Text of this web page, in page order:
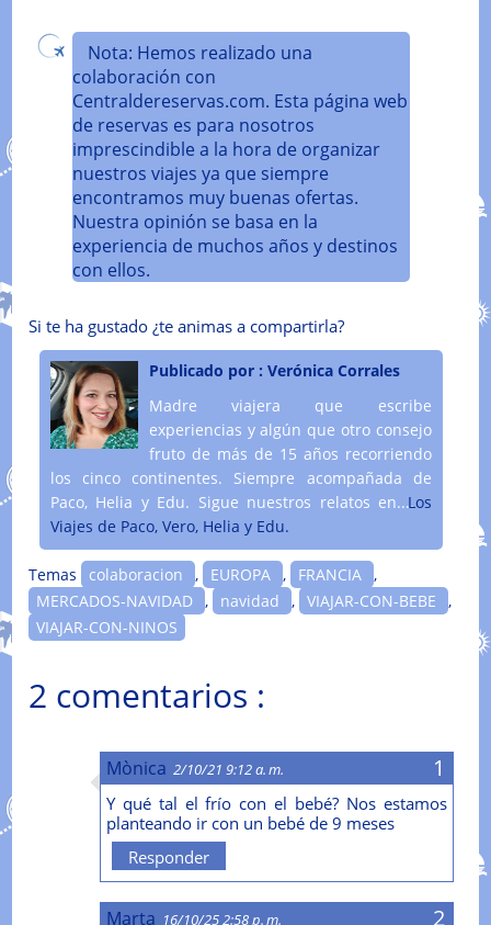
Nota: Hemos realizado una
colaboración con
Centraldereservas.com. Esta página web
de reservas es para nosotros
imprescindible a la hora de organizar
nuestros viajes ya que siempre
encontramos muy buenas ofertas.
Nuestra opinión se basa en la
experiencia de muchos años y destinos
con ellos.
Si te ha gustado ¿te animas a compartirla?
Publicado por : Verónica Corrales
Madre viajera que escribe
experiencias y algún que otro consejo
fruto de más de 15 años recorriendo
los cinco continentes. Siempre acompañada de
Paco, Helia y Edu. Sigue nuestros relatos en....
Los
Viajes de Paco, Vero, Helia y Edu.
Temas colaboracion , EUROPA , FRANCIA
,
MERCADOS-NAVIDAD
, navidad , VIAJAR-CON-BEBE
,
VIAJAR-CON-NINOS
2 comentarios :
Mònica 2/10/21 9:12 a. m.
Y qué tal el frío con el bebé? Nos estamos
planteando ir con un bebé de 9 meses
Responder
Marta 16/10/25 2:58 p. m.